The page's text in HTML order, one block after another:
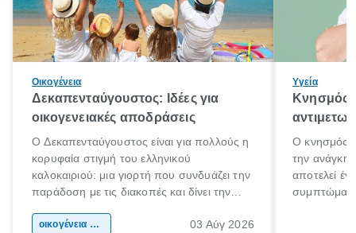
Οικογένεια
Δεκαπενταύγουστος: Ιδέες για
οικογενειακές αποδράσεις
Ο Δεκαπενταύγουστος είναι για πολλούς η
κορυφαία στιγμή του ελληνικού
καλοκαιριού: μια γιορτή που συνδυάζει την
παράδοση με τις διακοπές και δίνει την
χώρας. Είτε πρόκειται για λίγες μέρες
οικογένεια & παιδί 03 Αύγ 2026
Υγεία
Κνησμός:
Ο κνησμός
την ανάγκη
αποτελεί